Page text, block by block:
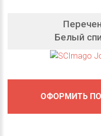
Белый
ОФОРМИТЬ